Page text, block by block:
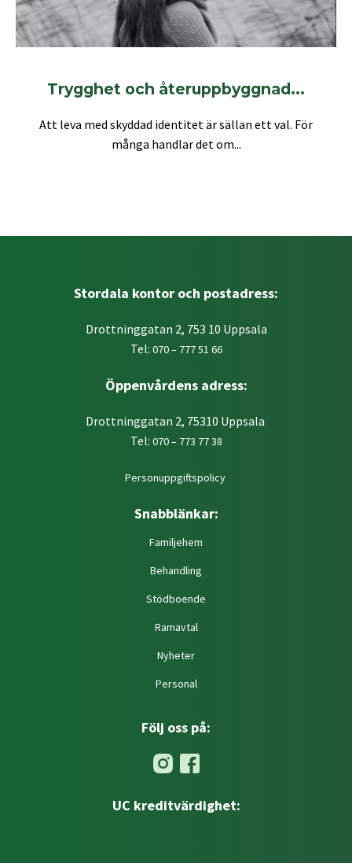
Trygghet och återuppbyggnad...
Att leva med skyddad identitet är sällan ett val. För
många handlar det om...
Stordala kontor och postadress:
Drottninggatan 2, 753 10 Uppsala
Tel: 070 – 777 51 66
Öppenvårdens adress:
Drottninggatan 2, 75310 Uppsala
Tel: 070 – 773 77 38
Personuppgiftspolicy
Snabblänkar:
Familjehem
Behandling
Stödboende
Ramavtal
Nyheter
Personal
Följ oss på:
UC kreditvärdighet: